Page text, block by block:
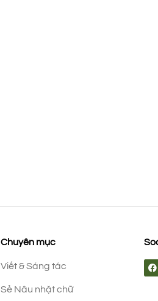
Chuyên mục
Viết & Sáng tác
Sẻ Nâu nhặt chữ